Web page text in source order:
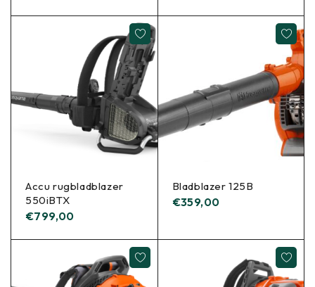
Accu rugbladblazer
550iBTX
€799,00
Bladblazer 125B
€359,00